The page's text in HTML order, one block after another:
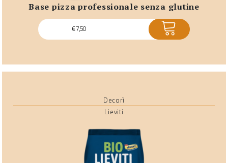
base pizza professionale senza glutine
€7,50 ACQUISTA
Decorì
Lieviti